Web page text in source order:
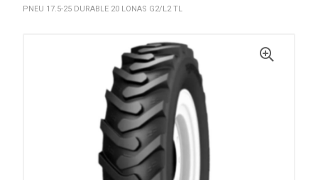
PNEU 17.5-25 DURABLE 20 LONAS G2/L2 TL